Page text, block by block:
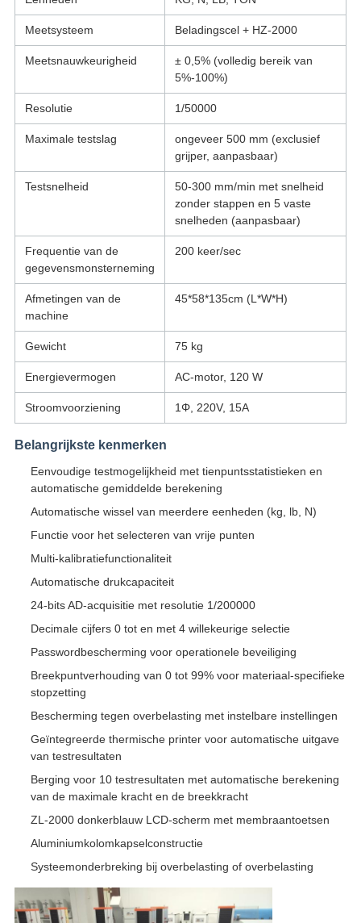
Meetsysteem Beladingscel + HZ-2000
Meetsnauwkeurigheid
± 0,5% (volledig bereik van
5%-100%)
Resolutie 1/50000
Maximale testslag
ongeveer 500 mm (exclusief
grijper, aanpasbaar)
Testsnelheid
50-300 mm/min met snelheid
zonder stappen en 5 vaste
snelheden (aanpasbaar)
Frequentie van de
gegevensmonsterneming
200 keer/sec
Afmetingen van de
machine
45*58*135cm (L*W*H)
Gewicht 75 kg
Energievermogen AC-motor, 120 W
Stroomvoorziening 1Φ, 220V, 15A
Belangrijkste kenmerken
Eenvoudige testmogelijkheid met tienpuntsstatistieken en
automatische gemiddelde berekening
Automatische wissel van meerdere eenheden (kg, lb, N)
Functie voor het selecteren van vrije punten
Multi-kalibratiefunctionaliteit
Automatische drukcapaciteit
24-bits AD-acquisitie met resolutie 1/200000
Decimale cijfers 0 tot en met 4 willekeurige selectie
Passwordbescherming voor operationele beveiliging
Breekpuntverhouding van 0 tot 99% voor materiaal-specifieke
stopzetting
Bescherming tegen overbelasting met instelbare instellingen
Geïntegreerde thermische printer voor automatische uitgave
van testresultaten
Berging voor 10 testresultaten met automatische berekening
van de maximale kracht en de breekkracht
ZL-2000 donkerblauw LCD-scherm met membraantoetsen
Aluminiumkolomkapselconstructie
Systeemonderbreking bij overbelasting of overbelasting